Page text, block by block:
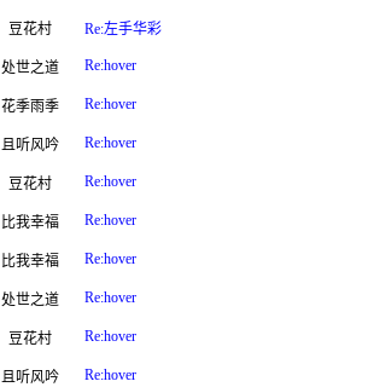
豆花村 Re:左手华彩
处世之道 Re:hover
花季雨季 Re:hover
且听风吟 Re:hover
豆花村 Re:hover
比我幸福 Re:hover
比我幸福 Re:hover
处世之道 Re:hover
豆花村 Re:hover
且听风吟 Re:hover